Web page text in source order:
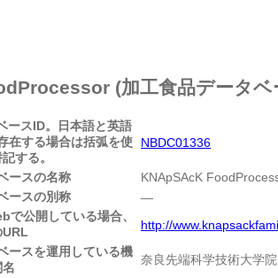
(加工食品データベ
ースID。日本語と英語
在する場合は括弧を使
する。
NBDC01336
ースの名称
KNApSAcK
ースの別称
―
で公開している場合、
URL
http://
ースを運用している機
名
奈良先端科学技術大学